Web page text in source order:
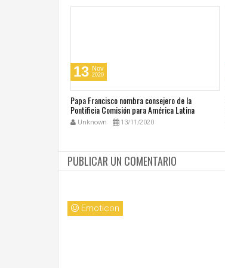
13 Nov
2020
Papa Francisco nombra consejero de la
Pontificia Comisión para América Latina
Unknown 13/11/2020
PUBLICAR UN COMENTARIO
Emoticon